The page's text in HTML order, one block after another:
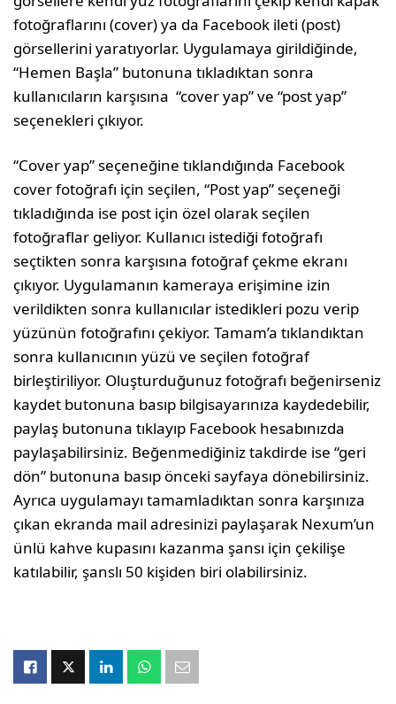
fotoğraflarını (cover) ya da Facebook ileti (post)
görsellerini yaratıyorlar. Uygulamaya girildiğinde,
“Hemen Başla” butonuna tıkladıktan sonra
kullanıcıların karşısına “cover yap” ve “post yap”
seçenekleri çıkıyor.
“Cover yap” seçeneğine tıklandığında Facebook
cover fotoğrafı için seçilen, “Post yap” seçeneği
tıkladığında ise post için özel olarak seçilen
fotoğraflar geliyor. Kullanıcı istediği fotoğrafı
seçtikten sonra karşısına fotoğraf çekme ekranı
çıkıyor. Uygulamanın kameraya erişimine izin
verildikten sonra kullanıcılar istedikleri pozu verip
yüzünün fotoğrafını çekiyor. Tamam’a tıklandıktan
sonra kullanıcının yüzü ve seçilen fotoğraf
birleştiriliyor. Oluşturduğunuz fotoğrafı beğenirseniz
kaydet butonuna basıp bilgisayarınıza kaydedebilir,
paylaş butonuna tıklayıp Facebook hesabınızda
paylaşabilirsiniz. Beğenmediğiniz takdirde ise “geri
dön” butonuna basıp önceki sayfaya dönebilirsiniz.
Ayrıca uygulamayı tamamladıktan sonra karşınıza
çıkan ekranda mail adresinizi paylaşarak Nexum’un
ünlü kahve kupasını kazanma şansı için çekilişe
katılabilir, şanslı 50 kişiden biri olabilirsiniz.